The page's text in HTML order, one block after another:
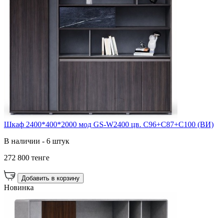
Шкаф 2400*400*2000 мод GS-W2400 цв. C96+C87+C100 (ВИ)
В наличии - 6 штук
272 800 тенге
Добавить в корзину
Новинка